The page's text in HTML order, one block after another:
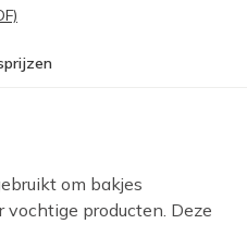
om bakjes
producten. Deze